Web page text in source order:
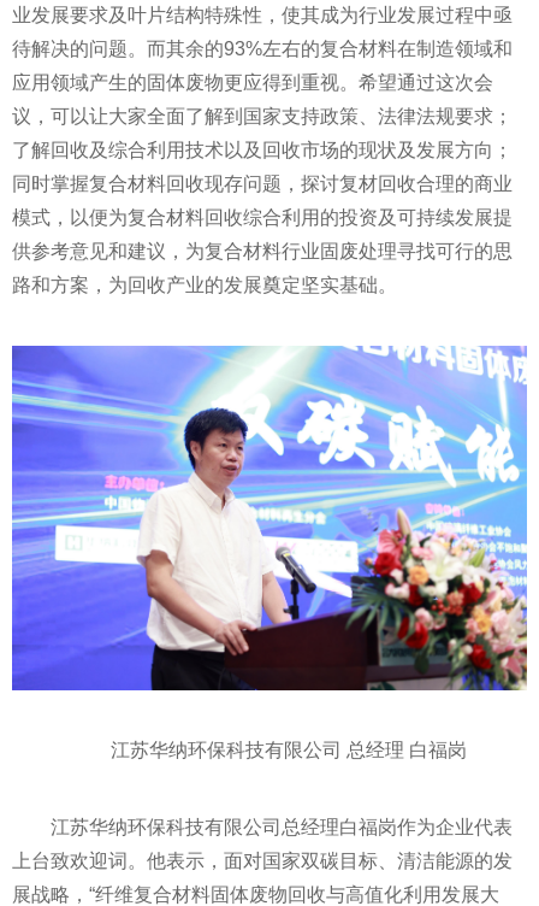
业发展要求及叶片结构特殊性 ，使其成为行业发展过程中亟
待解决的问题。而其余的93%左右的复合材料在制造领域和
应用领域产生的固体废物更应得到重视。希望通过这次会
议，可以让大家全面了解到 国家支持政策、法律法规要求；
了解回收及综合利用技术以及回收市场的现状及发展方向；
同时掌握复合材料回收现存问题，探讨复材回收合理的商业
模式，以便为复合材料回收综合利用的投资及可持续发展提
供参考意见和建议，为复合材料行业固废处理寻找可行的思
路和方案，为回收产业的发展奠定坚实基础。
江苏华纳环保科技有限公司 总经理 白福岗
江苏华纳环保科技有限公司总经理白福岗作为企业代表
上台致欢迎词。他表示，面对国家双碳目标、清洁能源的发
展战略，“纤维复合材料固体废物回收与高值化利用发展大